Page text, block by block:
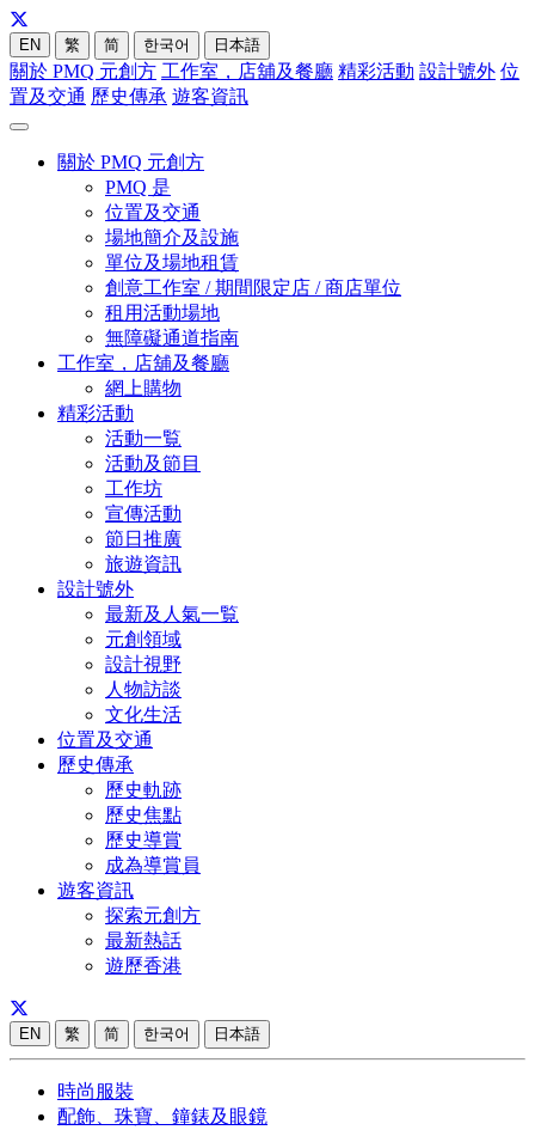
EN 繁 简 한국어 日本語
關於 PMQ 元創方 工作室，店舖及餐廳 精彩活動 設計號外 位
置及交通 歷史傳承 遊客資訊
關於 PMQ 元創方
PMQ 是
位置及交通
場地簡介及設施
單位及場地租賃
創意工作室 / 期間限定店 / 商店單位
租用活動場地
無障礙通道指南
工作室，店舖及餐廳
網上購物
精彩活動
活動一覧
活動及節目
工作坊
宣傳活動
節日推廣
旅遊資訊
設計號外
最新及人氣一覧
元創領域
設計視野
人物訪談
文化生活
位置及交通
歷史傳承
歷史軌跡
歷史焦點
歷史導賞
成為導賞員
遊客資訊
探索元創方
最新熱話
遊歷香港
EN 繁 简 한국어 日本語
時尚服裝
配飾、珠寶、鐘錶及眼鏡